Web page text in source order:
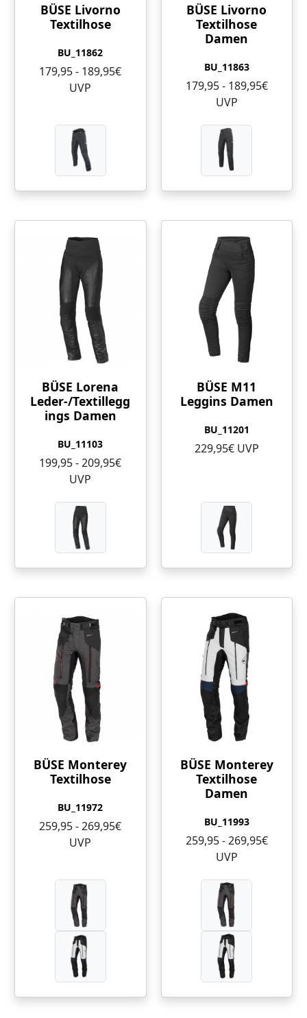
BÜSE Livorno
Textilhose
BU_11862
179,95 - 189,95€
UVP
BÜSE Livorno
Textilhose
Damen
BU_11863
179,95 - 189,95€
UVP
BÜSE Lorena
Leder-/Textillegg
ings Damen
BU_11103
199,95 - 209,95€
UVP
BÜSE M11
Leggins Damen
BU_11201
229,95€ UVP
BÜSE Monterey
Textilhose
BU_11972
259,95 - 269,95€
UVP
BÜSE Monterey
Textilhose
Damen
BU_11993
259,95 - 269,95€
UVP